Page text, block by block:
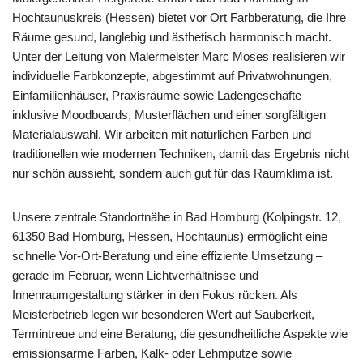
Hochtaunuskreis (Hessen) bietet vor Ort Farbberatung, die Ihre
Räume gesund, langlebig und ästhetisch harmonisch macht.
Unter der Leitung von Malermeister Marc Moses realisieren wir
individuelle Farbkonzepte, abgestimmt auf Privatwohnungen,
Einfamilienhäuser, Praxisräume sowie Ladengeschäfte –
inklusive Moodboards, Musterflächen und einer sorgfältigen
Materialauswahl. Wir arbeiten mit natürlichen Farben und
traditionellen wie modernen Techniken, damit das Ergebnis nicht
nur schön aussieht, sondern auch gut für das Raumklima ist.
Unsere zentrale Standortnähe in Bad Homburg (Kolpingstr. 12,
61350 Bad Homburg, Hessen, Hochtaunus) ermöglicht eine
schnelle Vor-Ort-Beratung und eine effiziente Umsetzung –
gerade im Februar, wenn Lichtverhältnisse und
Innenraumgestaltung stärker in den Fokus rücken. Als
Meisterbetrieb legen wir besonderen Wert auf Sauberkeit,
Termintreue und eine Beratung, die gesundheitliche Aspekte wie
emissionsarme Farben, Kalk- oder Lehmputze sowie